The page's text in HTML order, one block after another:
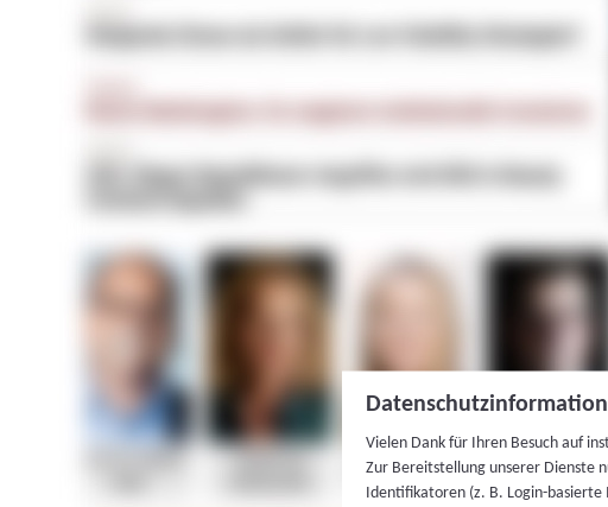
Datenschutzinformation
Vielen Dank für Ihren Besuch auf
Zur Bereitstellung unserer Dienste
Identifikatoren (z. B. Login-